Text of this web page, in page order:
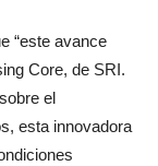
“este avance
Core, de SRI.
el
esta innovadora